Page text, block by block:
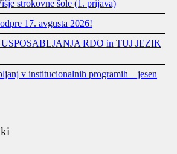
strokovne šole (1. prijava)
17. avgusta 2026!
RDO in TUJ JEZIK
v institucionalnih programih – jesen